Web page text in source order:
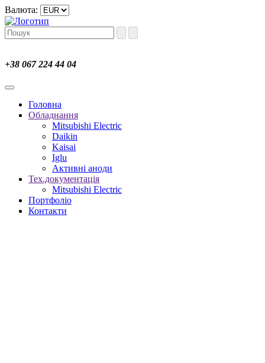
Валюта:
+38 067 224 44 04
Головна
Обладнання
Mitsubishi Electric
Daikin
Kaisai
Iglu
Активні аноди
Тех.документація
Mitsubishi Electric
Портфоліо
Контакти